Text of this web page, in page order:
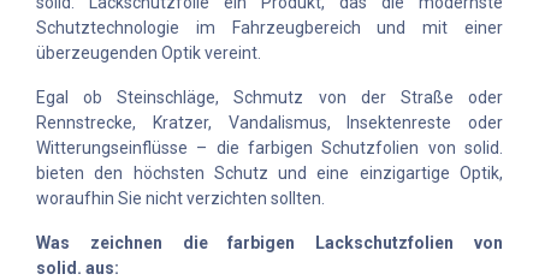
Schutztechnologie im Fahrzeugbereich und mit einer
überzeugenden Optik vereint.
Egal ob Steinschläge, Schmutz von der Straße oder
Rennstrecke, Kratzer, Vandalismus, Insektenreste oder
Witterungseinflüsse – die farbigen Schutzfolien von solid.
bieten den höchsten Schutz und eine einzigartige Optik,
woraufhin Sie nicht verzichten sollten.
Was zeichnen die farbigen Lackschutzfolien von
solid. aus: